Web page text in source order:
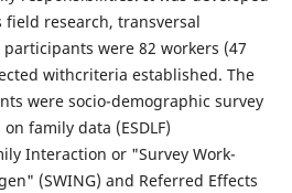
field research, transversal
were 82 workers (47
withcriteria established. The
were socio-demographic survey
family data (ESDLF)
Interaction or "Survey Work-
(SWING) and Referred Effects